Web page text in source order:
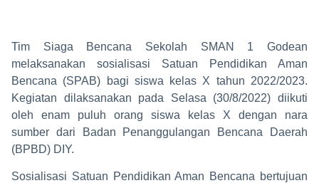
Tim Siaga Bencana Sekolah SMAN 1 Godean
melaksanakan sosialisasi Satuan Pendidikan Aman
Bencana (SPAB) bagi siswa kelas X tahun 2022/2023.
Kegiatan dilaksanakan pada Selasa (30/8/2022) diikuti
oleh enam puluh orang siswa kelas X dengan nara
sumber dari Badan Penanggulangan Bencana Daerah
(BPBD) DIY.
Sosialisasi Satuan Pendidikan Aman Bencana bertujuan